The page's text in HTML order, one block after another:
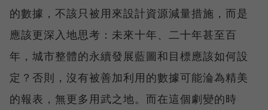
的數據，不該只被用來設計資源減量措施，而是
應該更深入地思考：未來十年、二十年甚至百
年，城市整體的永續發展藍圖和目標應該如何設
定？否則，沒有被善加利用的數據可能淪為精美
的報表，無更多用武之地。而在這個劇變的時